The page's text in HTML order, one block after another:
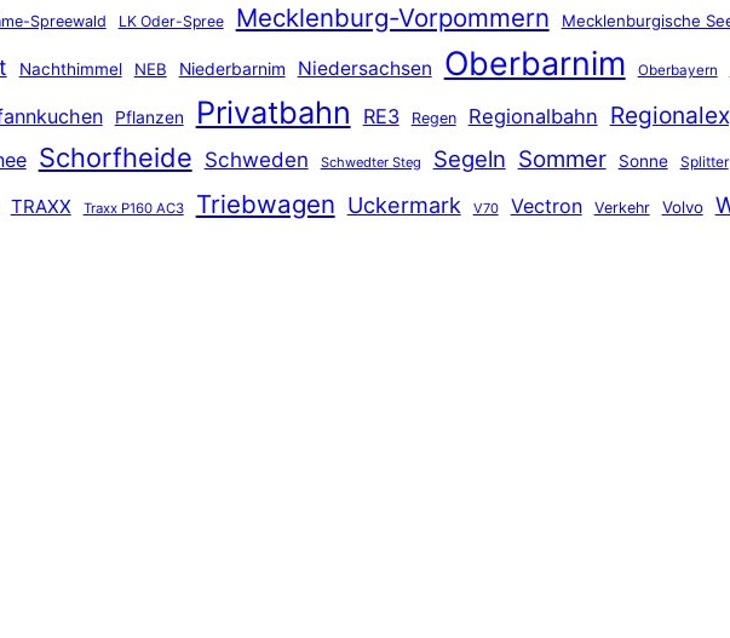
Spreewald LK Oder-Spree Mecklenburg-Vorpommern Mecklenburgische
Nachthimmel NEB Niederbarnim Niedersachsen Oberbarnim Oberbayern
Pflanzen Privatbahn RE3 Regen Regionalbahn
Schorfheide Schweden Schwedter Steg Segeln Sommer Sonne Splitter
TRAXX Traxx P160 AC3 Triebwagen Uckermark V70 Vectron Verkehr Volvo